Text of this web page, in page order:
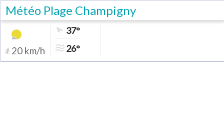
Météo Plage Champigny
20 km/h
37°
26°